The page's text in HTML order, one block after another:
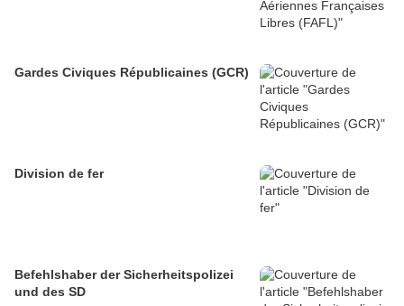
Gardes Civiques Républicaines (GCR)
Division de fer
Befehlshaber der Sicherheitspolizei
und des SD